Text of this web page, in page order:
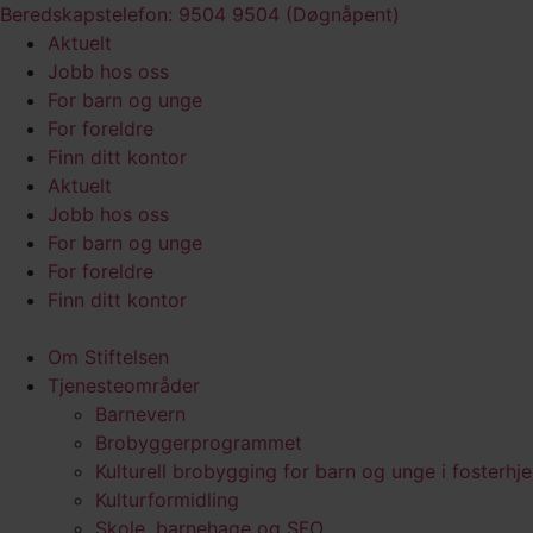
Skip
content
Beredskapstelefon: 9504 9504 (Døgnåpent)
Aktuelt
Jobb hos oss
For barn og unge
For foreldre
Finn ditt kontor
Aktuelt
Jobb hos oss
For barn og unge
For foreldre
Finn ditt kontor
Om Stiftelsen
Tjenesteområder
Barnevern
Brobyggerprogrammet
Kulturell brobygging for barn og unge i
Kulturformidling
Skole, barnehage og SFO